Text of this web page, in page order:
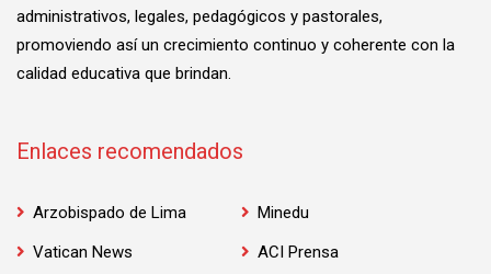
administrativos, legales, pedagógicos y pastorales,
promoviendo así un crecimiento continuo y coherente con la
calidad educativa que brindan.
Enlaces recomendados
Arzobispado de Lima
Minedu
Vatican News
ACI Prensa